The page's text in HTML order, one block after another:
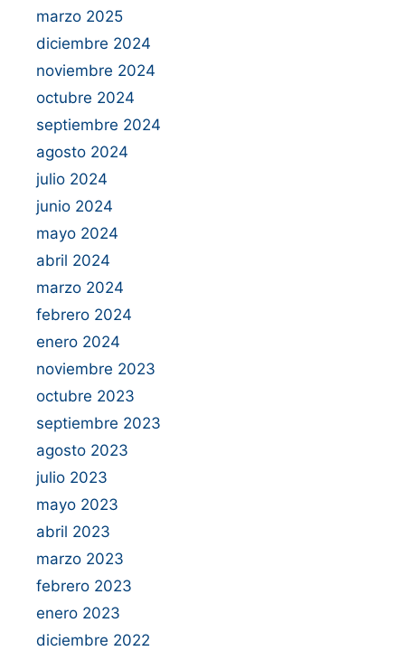
marzo 2025
diciembre 2024
noviembre 2024
octubre 2024
septiembre 2024
agosto 2024
julio 2024
junio 2024
mayo 2024
abril 2024
marzo 2024
febrero 2024
enero 2024
noviembre 2023
octubre 2023
septiembre 2023
agosto 2023
julio 2023
mayo 2023
abril 2023
marzo 2023
febrero 2023
enero 2023
diciembre 2022